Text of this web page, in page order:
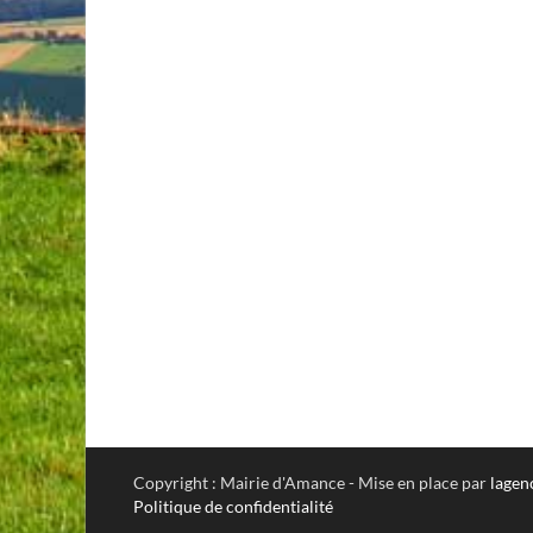
Copyright : Mairie d'Amance - Mise en place par
Politique de confidentialité